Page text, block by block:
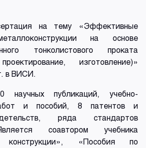
на тему «Эффективные
на основе
тонколистового проката
изготовление)»
в ВИСИ.
публикаций, учебно-
и пособий, 8 патентов и
ряда стандартов
соавтором учебника
конструкции», «Пособия по